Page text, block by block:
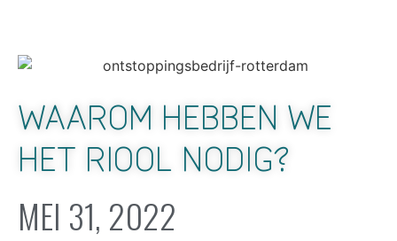
WAAROM HEBBEN WE
HET RIOOL NODIG?
MEI 31, 2022